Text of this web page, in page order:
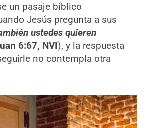
un pasaje bíblico
Jesús pregunta a sus
ustedes quieren
6:67, NVI), y la respuesta
no contempla otra